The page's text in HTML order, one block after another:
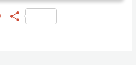
M 分